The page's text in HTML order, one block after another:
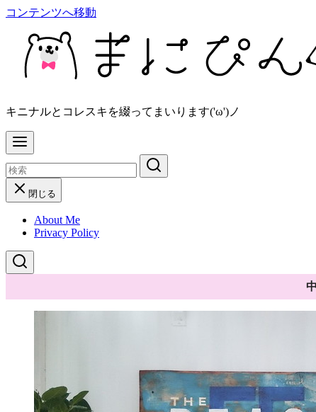
コンテンツへ移動
キニナルとコレスキを綴ってまいります('ω')ノ
閉じる
About Me
Privacy Policy